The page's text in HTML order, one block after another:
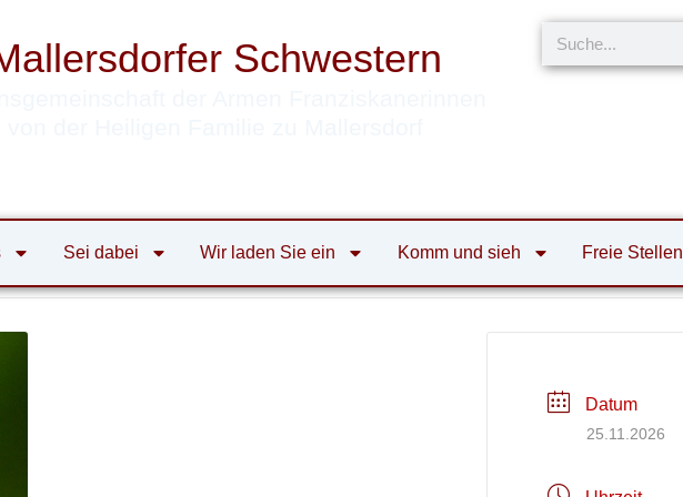
Schwestern
Suche
Sei dabei Wir laden Sie ein Komm und sieh Freie Stellen
Datum
25.11.2026